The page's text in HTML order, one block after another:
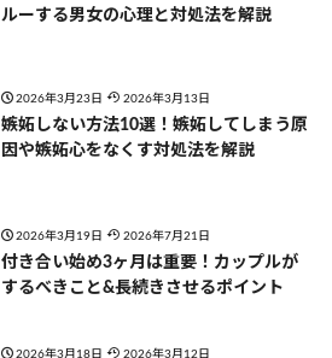
ルーする男女の心理と対処法を解説
2026年3月23日 2026年3月13日
嫉妬しない方法10選！嫉妬してしまう原
因や嫉妬心をなくす対処法を解説
2026年3月19日 2026年7月21日
付き合い始め3ヶ月は重要！カップルが
するべきこと&長続きさせるポイント
2026年3月18日 2026年3月12日